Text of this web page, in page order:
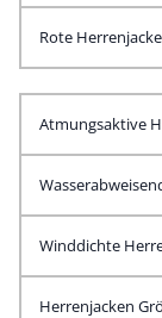
Rote
Atmungsaktive
Winddichte
Herrenjacken